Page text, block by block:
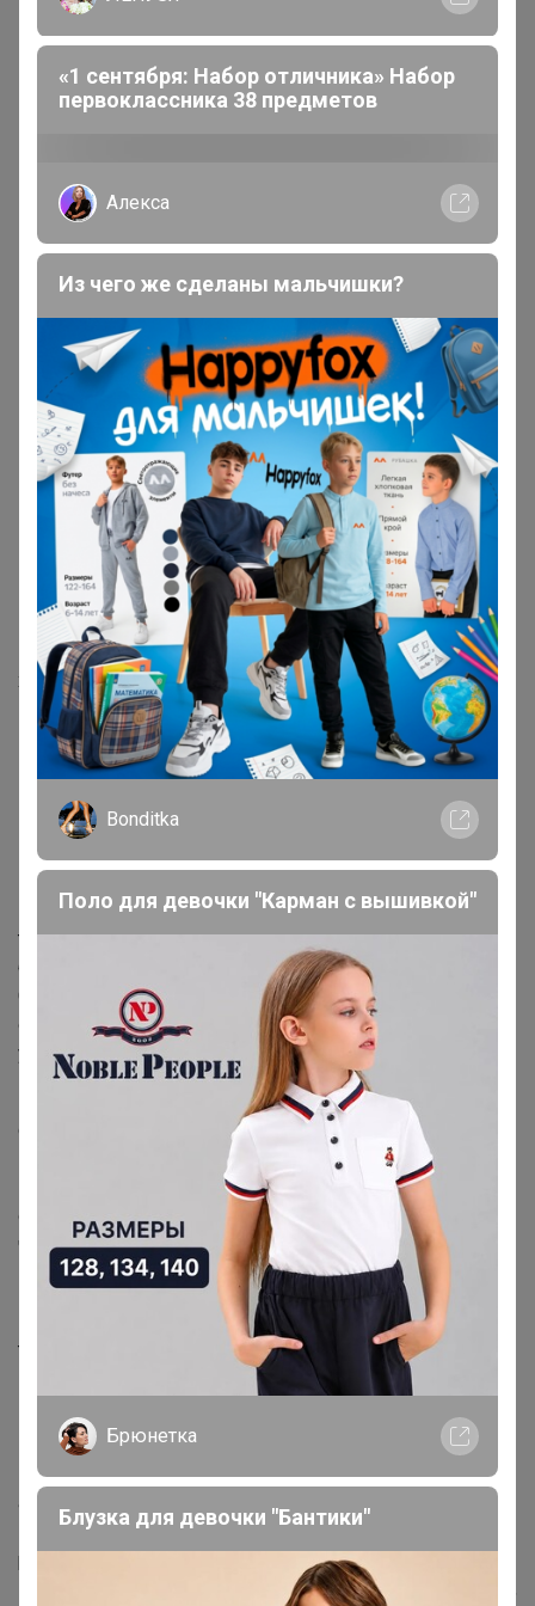
510р
Кофе Кот Бразилио 250г,
Зерно
475р
Кофе Грильяж карамель
с орешками 250г, Зерно
Описание
Самая темная наша обжарка.
Эспрессо темнее среднего (выгрузка 214,5 0 С)
Сочетание оттенков темной карамели и сливочного
круассана с шоколадной начинкой. Высокая сладость и
хорошая насыщенность
Кислинка ⚫⚫⚪⚪⚪⚪⚪⚪⚪⚪
Горчинка ⚫⚫⚫⚫⚫⚫⚪⚪⚪⚪
Насыщенность ⚫⚫⚫⚫⚫⚫⚫⚫⚫⚪
Первое, на что обращаешь внимание, когда пьешь
этот кофе — плотное, обволакивающее и бархатистое
тело. Здесь много шоколада и карамели, которая
больше даже напоминает жженый сахар.
Свойственная сухой обработке сладость здесь
ощущается сполна, а по мере остывания она лишь
усиливается.
Доминанта вкусового профиля — круассан на
сливочном масле и горький шоколад. Когда кофе уже
комнатной температуры — ощущается приятная, мягкая
кислинка какао. Затем едва заметно проступают
оттенки темной кураги, сушеного красного яблока и
черного изюма, а шоколад начинает восприниматься
как молочный.
Очень продолжительное послевкусие и высокое
тело.
Сухой Закон
Вдохновение для этой смеси я черпал в основной
кофейной тенденции последних десятилетий —
активном использовании кофе сухой обработки с ярко
выраженным фруктовым оттенком. Если
рассматривать кофе светлой обжарки под фильтр, то в
России и странах Азии сухой кофе особенно популярен,
«1 сентября: Набор отличника» Набор
первоклассника 38 предметов
Алекса
Из чего же сделаны мальчишки?
Bonditka
Поло для девочки "Карман с вышивкой"
Брюнетка
Блузка для девочки "Бантики"